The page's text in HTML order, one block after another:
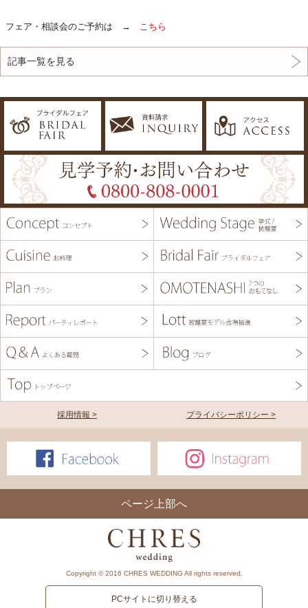
フェア・相談会のご予約は → こちら
記事一覧を見る
採用情報 > プライバシーポリシー >
ページ上部へ
Copyright © 2016 CHRES WEDDING All rights reserved.
PCサイトに切り替える